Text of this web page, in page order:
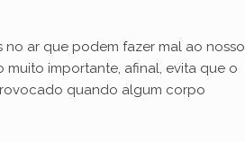
no ar que podem fazer mal ao nosso
muito importante, afinal, evita que o
quando algum corpo